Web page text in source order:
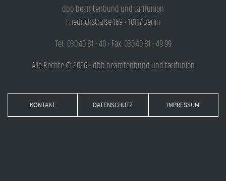
dbb beamtenbund und tarifunion
Friedrichstraße 169 • 10117 Berlin
Tel.: 030.40 81 - 40 • Fax: 030.40 81 - 49 99
Alle Rechte © 2026 • dbb beamtenbund und tarifunion
KONTAKT DATENSCHUTZ IMPRESSUM